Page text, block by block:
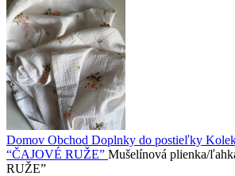
Domov Obchod Doplnky do postieľky
“ČAJOVÉ RUŽE” Mušelínová plienka/
RUŽE”